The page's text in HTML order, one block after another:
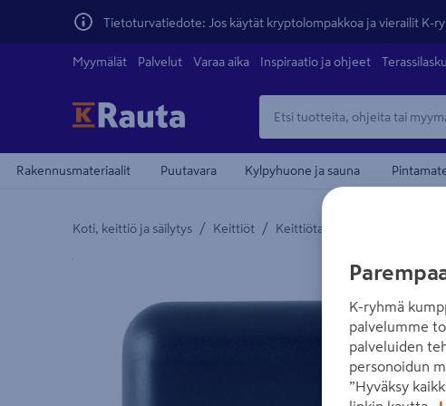
Tietoturvatiedote: Jos käytät kryptolompakkoa ja vierailit K-
Myymälät Palvelut Varaa aika Inspiraatio ja ohjeet
Rakennusmateriaalit Puutavara Kylpyhuone ja sauna
Koti, keittiö ja säilytys / Keittiöt / Keittiötarvikkeet
Yksityiskohtainen kuvaus löytyy Tuotteen kuvaus -
K-ryhmä
palvelumme
palveluiden
personoidun
”Hyväksy